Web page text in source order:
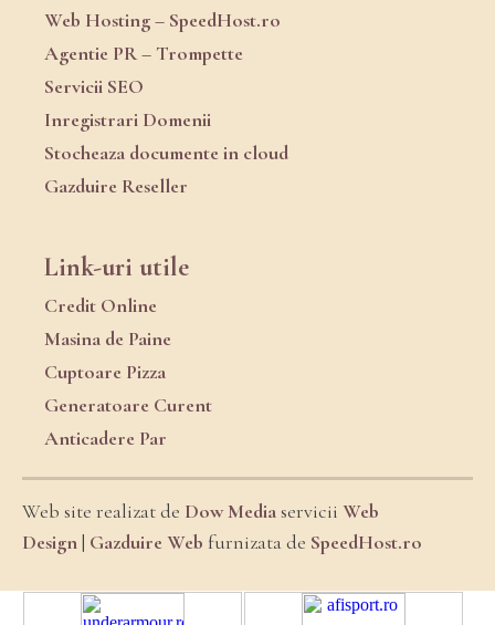
Web Hosting – SpeedHost.ro
Agentie PR – Trompette
Servicii SEO
Inregistrari Domenii
Stocheaza documente in cloud
Gazduire Reseller
Link-uri utile
Credit Online
Masina de Paine
Cuptoare Pizza
Generatoare Curent
Anticadere Par
Web site realizat de Dow Mediaservicii Web
Design| Gazduire Web furnizata de SpeedHost.ro